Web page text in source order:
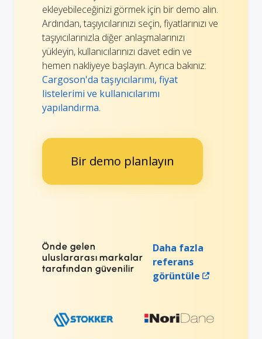
ekleyebileceğinizi görmek için bir demo alın.
Ardından, taşıyıcılarınızı seçin, fiyatlarınızı ve
taşıyıcılarınızla diğer anlaşmalarınızı
yükleyin, kullanıcılarınızı davet edin ve
hemen nakliyeye başlayın. Ayrıca bakınız:
Cargoson'da taşıyıcılarımı, fiyat
listelerimi ve kullanıcılarımı
yapılandırma.
Bir demo planlayın
Önde gelen
uluslararası markalar
tarafından güvenilir
Daha fazla
referans
görüntüle